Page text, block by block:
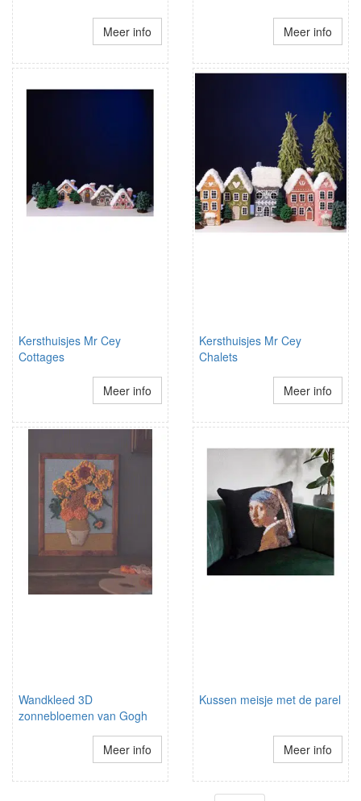
Meer info Meer info
Kersthuisjes Mr Cey
Cottages
Meer info
Kersthuisjes Mr Cey
Chalets
Meer info
Wandkleed 3D
zonnebloemen van Gogh
Meer info
Kussen meisje met de parel
Meer info